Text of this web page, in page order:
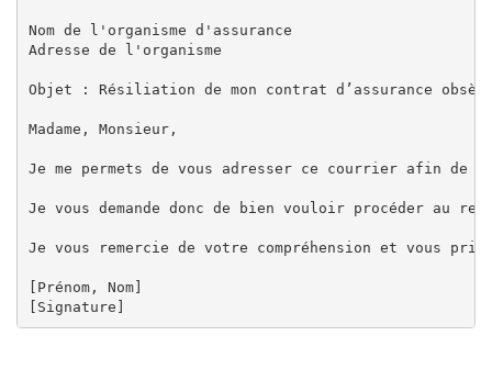
Nom de l'organisme d'assurance
Adresse de l'organisme
Objet : Résiliation de mon contrat d’assurance
Madame, Monsieur,
Je me permets de vous adresser ce courrier afin de
Je vous demande donc de bien vouloir procéder au
Je vous remercie de votre compréhension et vous
[Prénom, Nom]